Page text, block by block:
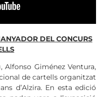
DEL CONCURS
Alfonso Giménez Ventura,
de cartells organitzat
d’Alzira. En esta edició